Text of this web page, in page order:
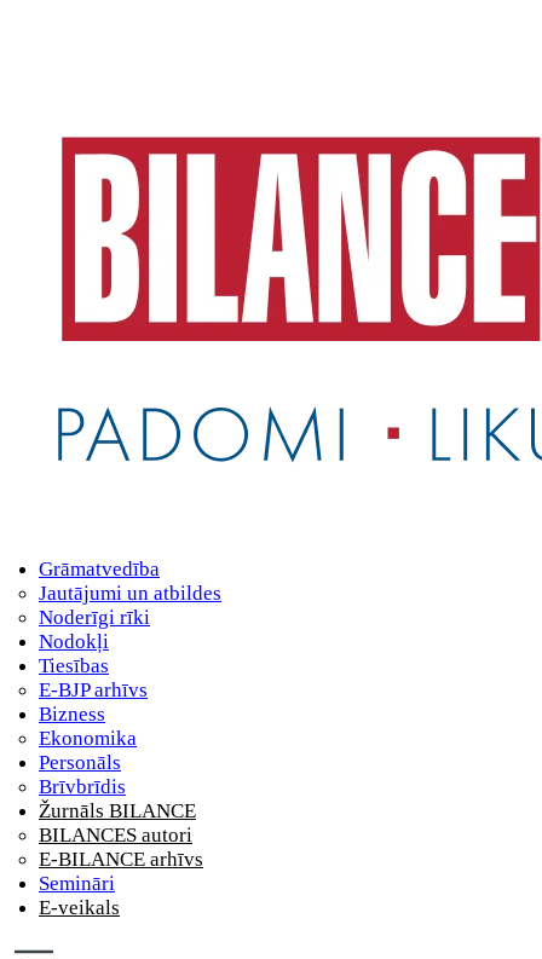
Grāmatvedība
Jautājumi un atbildes
Noderīgi rīki
Nodokļi
Tiesības
E-BJP arhīvs
Bizness
Ekonomika
Personāls
Brīvbrīdis
Žurnāls BILANCE
BILANCES autori
E-BILANCE arhīvs
Semināri
E-veikals